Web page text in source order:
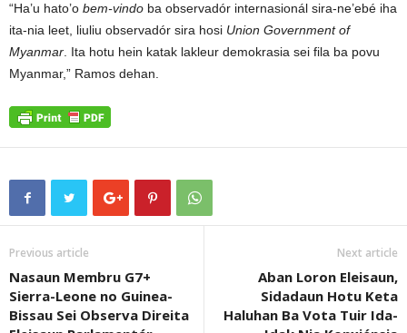
“Ha’u hato’o bem-vindo ba observadór internasionál sira-ne’ebé iha
ita-nia leet, liuliu observadór sira hosi Union Government of
Myanmar. Ita hotu hein katak lakleur demokrasia sei fila ba povu
Myanmar,” Ramos dehan.
Previous article
Nasaun Membru G7+
Sierra-Leone no Guinea-
Bissau Sei Observa Direita
Next article
Aban Loron Eleisaun,
Sidadaun Hotu Keta
Haluhan Ba Vota Tuir Ida-